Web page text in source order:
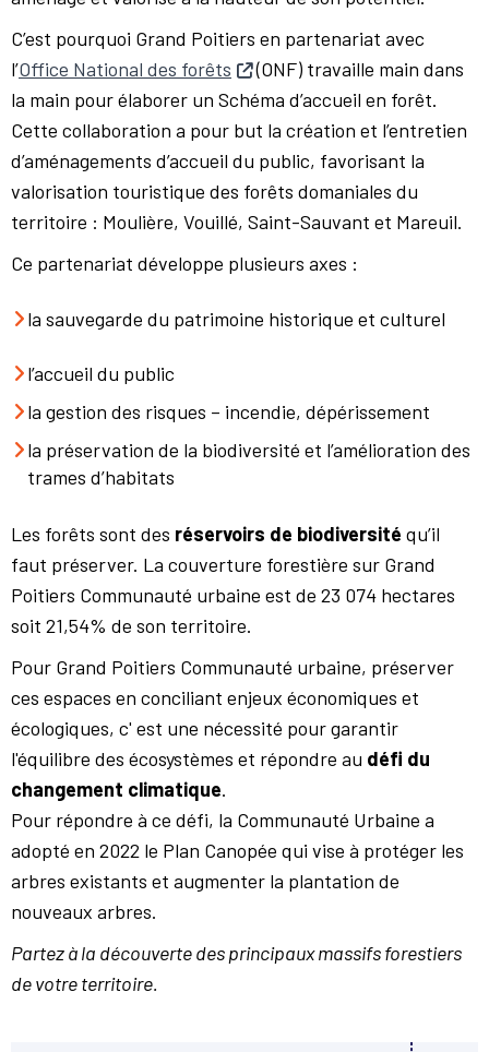
C’est pourquoi Grand Poitiers en partenariat avec
l’Office National des forêts
(ONF) travaille main dans
la main pour élaborer un Schéma d’accueil en forêt.
Cette collaboration a pour but la création et l’entretien
d’aménagements d’accueil du public, favorisant la
valorisation touristique des forêts domaniales du
territoire : Moulière, Vouillé, Saint-Sauvant et Mareuil.
Ce partenariat développe plusieurs axes :
la sauvegarde du patrimoine historique et culturel
l’accueil du public
la gestion des risques – incendie, dépérissement
la préservation de la biodiversité et l’amélioration des
trames d’habitats
Les forêts sont des réservoirs de biodiversité qu’il
faut préserver. La couverture forestière sur Grand
Poitiers Communauté urbaine est de 23 074 hectares
soit 21,54% de son territoire.
Pour Grand Poitiers Communauté urbaine, préserver
ces espaces en conciliant enjeux économiques et
écologiques, c' est une nécessité pour garantir
l'équilibre des écosystèmes et répondre au défi du
changement climatique.
Pour répondre à ce défi, la Communauté Urbaine a
adopté en 2022 le Plan Canopée qui vise à protéger les
arbres existants et augmenter la plantation de
nouveaux arbres.
Partez à la découverte des principaux massifs forestiers
de votre territoire.